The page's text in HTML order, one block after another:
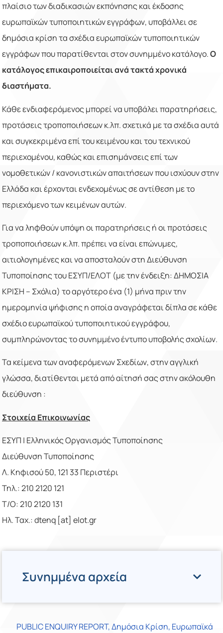
πλαίσιο των διαδικασιών εκπόνησης και έκδοσης
ευρωπαϊκών τυποποιητικών εγγράφων, υποβάλλει σε
δημόσια κρίση τα σχέδια ευρωπαϊκών τυποποιητικών
εγγράφων που παρατίθενται στον συνημμένο κατάλογο.Ο
κατάλογος επικαιροποιείται ανά τακτά χρονικά
διαστήματα.
Κάθε ενδιαφερόμενος μπορεί να υποβάλει παρατηρήσεις,
προτάσεις τροποποιήσεων κ.λπ. σχετικά με τα σχέδια αυτά
και συγκεκριμένα επί του κειμένου και του τεχνικού
περιεχομένου, καθώς και επισημάνσεις επί των
νομοθετικών / κανονιστικών απαιτήσεων που ισχύουν στην
Ελλάδα και έρχονται ενδεχομένως σε αντίθεση με το
περιεχόμενο των κειμένων αυτών.
Για να ληφθούν υπόψη οι παρατηρήσεις ή οι προτάσεις
τροποποιήσεων κ.λπ. πρέπει να είναι επώνυμες,
αιτιολογημένες και να αποσταλούν στη Διεύθυνση
Τυποποίησης του ΕΣΥΠ/ΕΛΟΤ (με την ένδειξη: ΔΗΜΟΣΙΑ
ΚΡΙΣΗ – Σχόλια) το αργότερο ένα (1) μήνα πριν την
ημερομηνία ψήφισης η οποία αναγράφεται δίπλα σε κάθε
σχέδιο ευρωπαϊκού τυποποιητικού εγγράφου,
συμπληρώνοντας το συνημμένο έντυπο υποβολής σχολίων.
Τα κείμενα των αναφερόμενων Σχεδίων, στην αγγλική
γλώσσα, διατίθενται μετά από αίτησή σας στην ακόλουθη
διεύθυνση :
Στοιχεία Επικοινωνίας
ΕΣΥΠ | Ελληνικός Οργανισμός Τυποποίησης
Διεύθυνση Τυποποίησης
Λ. Κηφισού 50, 121 33 Περιστέρι
Τηλ.: 210 2120 121
Τ/Ο: 210 2120 131
Ηλ. Ταχ.: dtenq [at] elot.gr
Συνημμένα αρχεία
PUBLIC ENQUIRY REPORT,Δημόσια Κρίση, Ευρωπαϊκά